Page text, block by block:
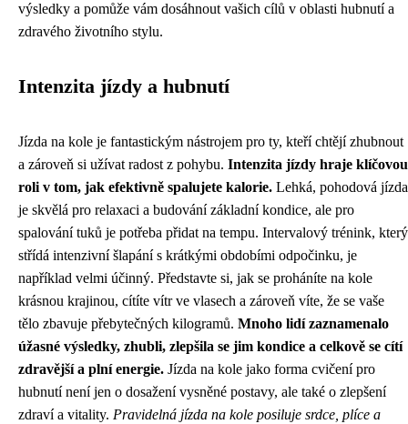
výsledky a pomůže vám dosáhnout vašich cílů v oblasti hubnutí a
zdravého životního stylu.
Intenzita jízdy a hubnutí
Jízda na kole je fantastickým nástrojem pro ty, kteří chtějí zhubnout
a zároveň si užívat radost z pohybu. Intenzita jízdy hraje klíčovou
roli v tom, jak efektivně spalujete kalorie. Lehká, pohodová jízda
je skvělá pro relaxaci a budování základní kondice, ale pro
spalování tuků je potřeba přidat na tempu. Intervalový trénink, který
střídá intenzivní šlapání s krátkými obdobími odpočinku, je
například velmi účinný. Představte si, jak se proháníte na kole
krásnou krajinou, cítíte vítr ve vlasech a zároveň víte, že se vaše
tělo zbavuje přebytečných kilogramů. Mnoho lidí zaznamenalo
úžasné výsledky, zhubli, zlepšila se jim kondice a celkově se cítí
zdravější a plní energie. Jízda na kole jako forma cvičení pro
hubnutí není jen o dosažení vysněné postavy, ale také o zlepšení
zdraví a vitality. Pravidelná jízda na kole posiluje srdce, plíce a